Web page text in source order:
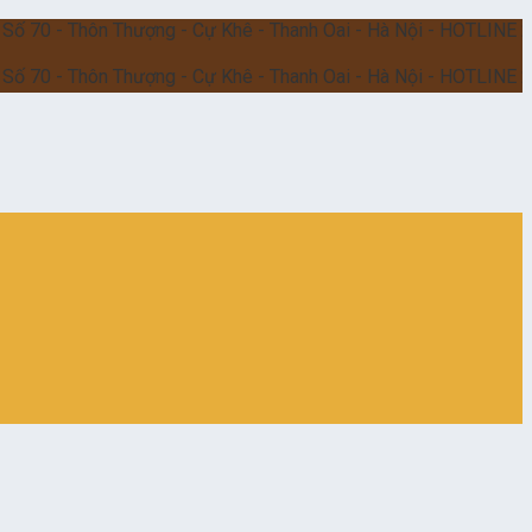
Thượng - Cự Khê - Thanh Oai - Hà Nội - HOTLINE 24/7
Thượng - Cự Khê - Thanh Oai - Hà Nội - HOTLINE 24/7